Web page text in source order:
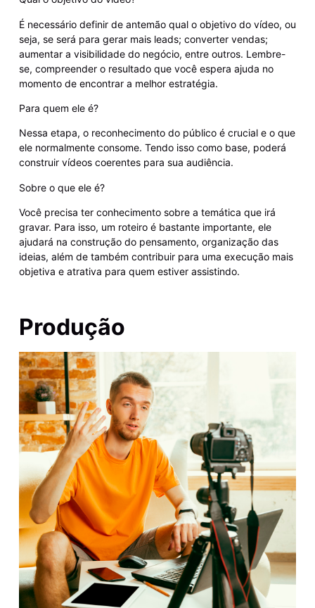
É necessário definir de antemão qual o objetivo do vídeo, ou
seja, se será para gerar mais leads; converter vendas;
aumentar a visibilidade do negócio, entre outros. Lembre-
se, compreender o resultado que você espera ajuda no
momento de encontrar a melhor estratégia.
Para quem ele é?
Nessa etapa, o reconhecimento do público é crucial e o que
ele normalmente consome. Tendo isso como base, poderá
construir vídeos coerentes para sua audiência.
Sobre o que ele é?
Você precisa ter conhecimento sobre a temática que irá
gravar. Para isso, um roteiro é bastante importante, ele
ajudará na construção do pensamento, organização das
ideias, além de também contribuir para uma execução mais
objetiva e atrativa para quem estiver assistindo.
Produção